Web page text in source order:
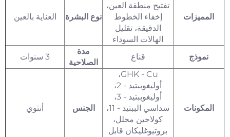
المميزات
تفتيح منطقة العين،
إخفاء الخطوط
الدقيقة، تقليل
الهالات السوداء
نوع البشرة العناية بالعين
نموذج قناع
مدة
الصلاحية
3 سنوات
المكونات
GHK - Cu،
أوليغوببتيد - 2،
أوليغوببتيد - 3،
سداسي الببتيد - 11،
كولاجين محلل،
بروتيوغليكان قابل
الجنس أنثوي